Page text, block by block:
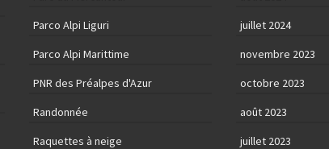
Parco Alpi Liguri
Parco Alpi Marittime
PNR des Préalpes d'Azur
Randonnée
Raquettes à neige
juillet 2024
novembre 2023
octobre 2023
août 2023
juillet 2023